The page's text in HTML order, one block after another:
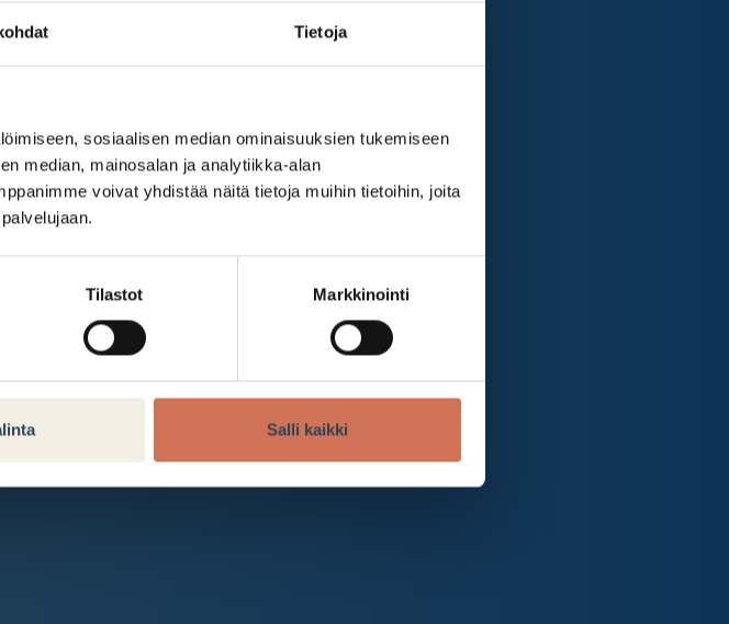
Tietoja
sosiaalisen median ominaisuuksien tukemiseen
median, mainosalan ja analytiikka-alan
voivat yhdistää näitä tietoja muihin tietoihin, joita
Tilastot Markkinointi
Salli kaikki
Arabia
Kirjaudu sisään